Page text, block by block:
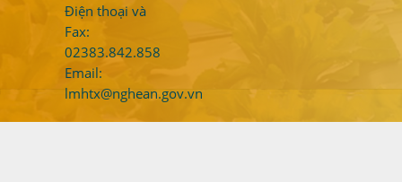
Điện thoại và
Fax:
02383.842.858
Email:
lmhtx@nghean.gov.vn